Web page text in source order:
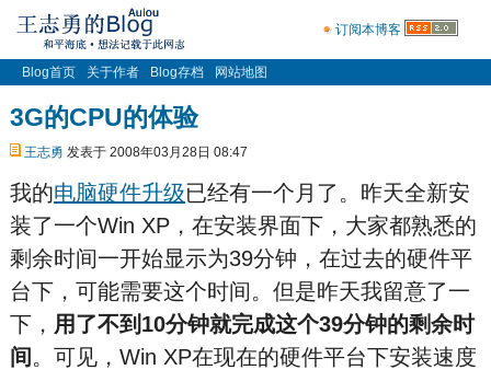
订阅本博客
Blog首页 关于作者 Blog存档 网站地图
3G的CPU的体验
王志勇 发表于 2008年03月28日 08:47
我的电脑硬件升级已经有一个月了。昨天全新安
装了一个Win XP，在安装界面下，大家都熟悉的
剩余时间一开始显示为39分钟，在过去的硬件平
台下，可能需要这个时间。但是昨天我留意了一
下， 用了不到10分钟就完成这个39分钟的剩余时
间 。可见，Win XP在现在的硬件平台下安装速度